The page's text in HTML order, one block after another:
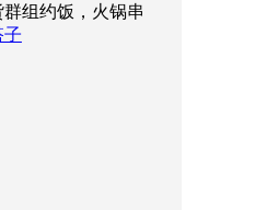
组约饭，火锅串
子